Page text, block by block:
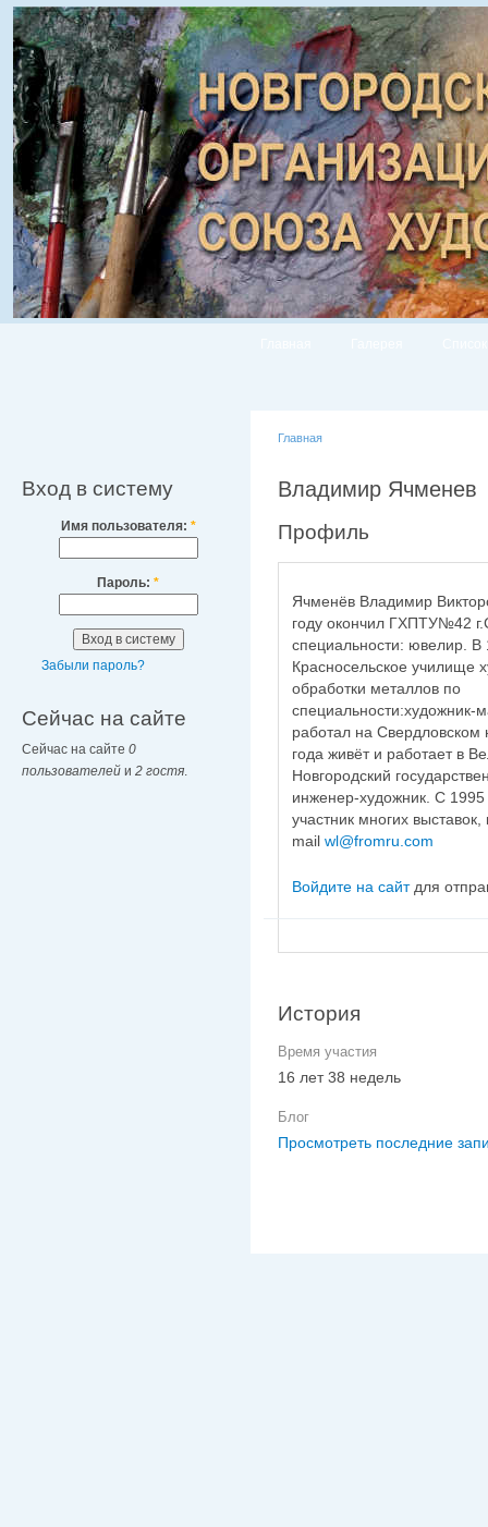
Вход в систему
Имя пользователя: *
Пароль: *
Забыли пароль?
Сейчас на сайте
Сейчас на сайте 0
пользователей и 2 гостя
Главная
Владимир Ячменев
Профиль
Ячменёв Владимир
году окончил ГХПТУ№42
специальности: ювелир. В
Красносельское училище
обработки металлов по
специальности:художник-
работал на
года живёт и работает в
Новгородский
инженер-художник. С
участник многих
mail wl@fromru.com
Войдите на сайтдля
История
Время участия
16 лет 38 недель
Блог
Просмотреть последние